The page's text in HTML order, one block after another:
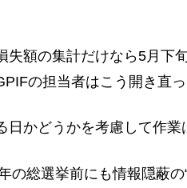
失額の集計だけなら5月下
の担当者はこう開き直っ
日かどうかを考慮して作業
の総選挙前にも情報隠蔽